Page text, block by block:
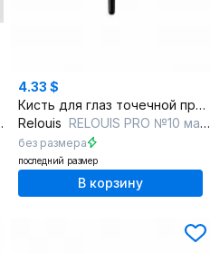
4.33 $
Кисть для глаз точечной проработки из натурального ворса
Relouis RELOUIS PRO №10 малая растушевочная для теней
без размера
последний размер
В корзину